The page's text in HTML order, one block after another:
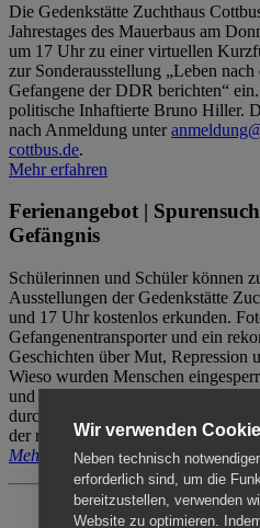
Die Gedenkstätte Zuchthaus
Jahrestages des Mauerbaus am
um 17 Uhr zu einer virtuellen
zur Sonderausstellung „Leben
Gefangene der DDR berichten“
politische Inhaftierte Bruno Hiller.
nach Anmeldung unter
cottbus.de.
Mehr erfahren
Ferienangebot |
Gefängnis
Schülerinnen und Schüler können
Ausstellungen der Gedenkstätte
und 17 Uhr kostenlos erkunden.
Gefangenentransporter und ein
Geschichten über Mut,
Wieso wurden Menschen
und nach der Haft? Der Besuch
durch das Menschenrechtszentrum
der reguläre Eintritt (8€ / ermäßigt
Mehr erfahren
Wir verwenden
Neben technisch
erforderlich sind, um die
bereitzustellen, verwenden
Website zu optimieren.